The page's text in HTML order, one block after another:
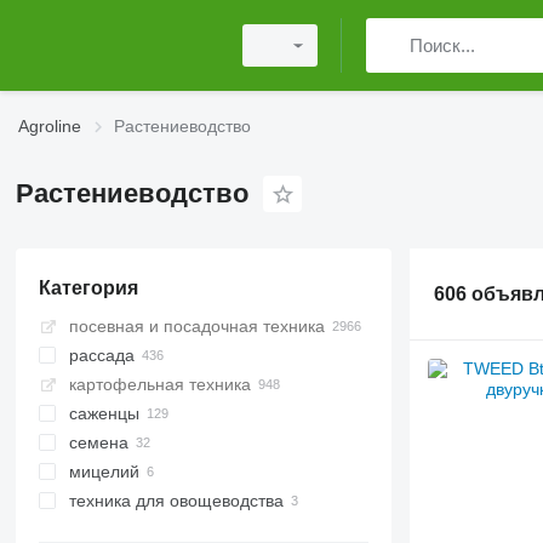
Agroline Растениеводство
Растениеводство
Категория
посевная и посадочная техника
рассада
рассада цветов
рассада декоративных трав
другая рассада
картофельная техника
саженцы
саженцы декоративных
семена
семенные материалы
семена цветов
мицелий
техника для овощеводства
606